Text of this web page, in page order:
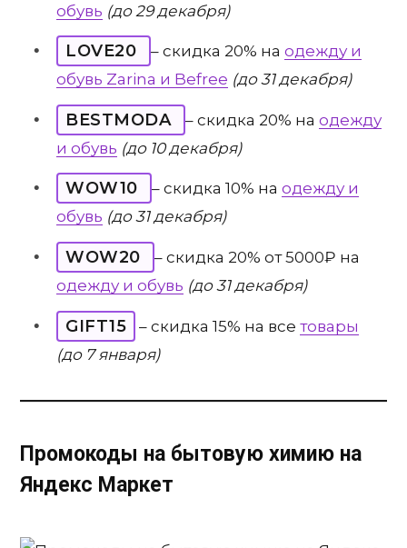
обувь (до 29 декабря)
LOVE20 – скидка 20% на одежду и
обувь Zarina и Befree (до 31 декабря)
BESTMODA – скидка 20% на одежду
и обувь (до 10 декабря)
WOW10 – скидка 10% на одежду и
обувь (до 31 декабря)
WOW20
– скидка 20% от 5000₽ на
одежду и обувь (до 31 декабря)
GIFT15 – скидка 15% на все товары
(до 7 января)
Промокоды на бытовую химию на
Яндекс Маркет